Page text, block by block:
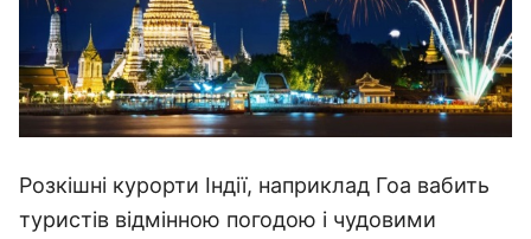
Розкішні курорти Індії, наприклад Гоа вабить
туристів відмінною погодою і чудовими